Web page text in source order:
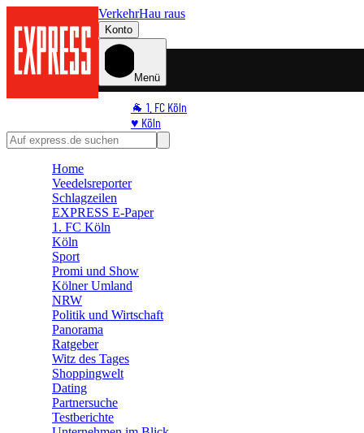
VerkehrHau raus
Konto
Menü
🐐 1. FC Köln
♥️ Köln
⭐ Promi
🛒 Shoppingwelt
Home
Veedelsreporter
Schlagzeilen
EXPRESS E-Paper
1. FC Köln
Köln
Sport
Promi und Show
Kölner Umland
NRW
Politik und Wirtschaft
Panorama
Ratgeber
Witz des Tages
Shoppingwelt
Dating
Partnersuche
Testberichte